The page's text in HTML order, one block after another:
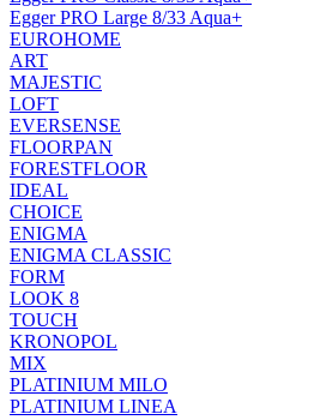
Egger PRO Large 8/33 Aqua+
EUROHOME
ART
MAJESTIC
LOFT
EVERSENSE
FLOORPAN
FORESTFLOOR
IDEAL
CHOICE
ENIGMA
ENIGMA CLASSIC
FORM
LOOK 8
TOUCH
KRONOPOL
MIX
PLATINIUM MILO
PLATINIUM LINEA